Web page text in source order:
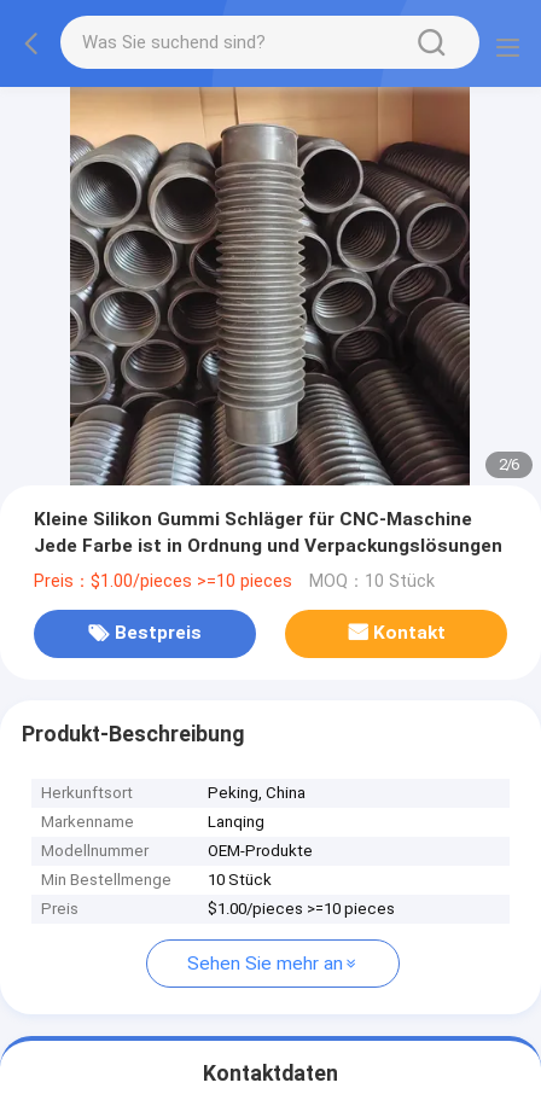
2/6
Kleine Silikon Gummi Schläger für CNC-Maschine
Jede Farbe ist in Ordnung und Verpackungslösungen
Preis：$1.00/pieces >=10 pieces MOQ：10 Stück
Bestpreis Kontakt
Produkt-Beschreibung
Herkunftsort
Peking, China
Markenname
Lanqing
Modellnummer
OEM-Produkte
Min Bestellmenge
10 Stück
Preis
$1.00/pieces >=10 pieces
Sehen Sie mehr an
Kontaktdaten